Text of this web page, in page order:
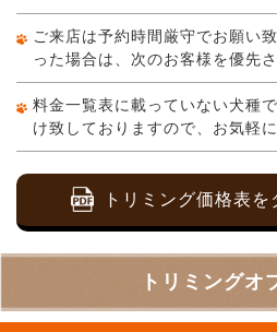
ご来店は予約時間厳守でお願い
った場合は、次のお客様を優先
料金一覧表に載っていない犬種
け致しておりますので、お気軽
トリミング価格表
トリミングオ